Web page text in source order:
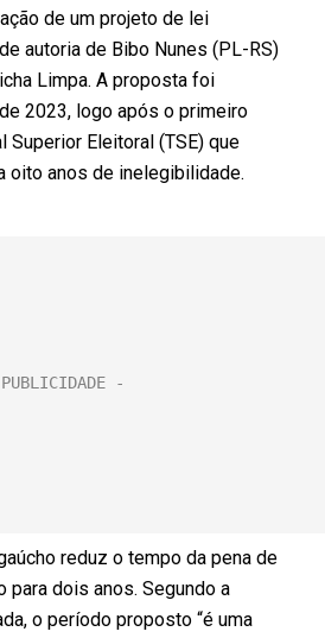
de um projeto de lei
autoria de Bibo Nunes (PL-RS)
Limpa. A proposta foi
2023, logo após o primeiro
Superior Eleitoral (TSE) que
oito anos de inelegibilidade.
reduz o tempo da pena de
dois anos. Segundo a
o período proposto “é uma